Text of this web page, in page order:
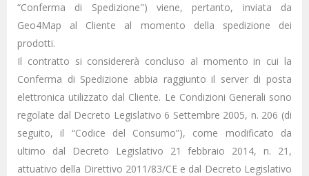
“Conferma di Spedizione") viene, pertanto, inviata da
Geo4Map al Cliente al momento della spedizione dei
prodotti.
Il contratto si considererà concluso al momento in cui la
Conferma di Spedizione abbia raggiunto il server di posta
elettronica utilizzato dal Cliente. Le Condizioni Generali sono
regolate dal Decreto Legislativo 6 Settembre 2005, n. 206 (di
seguito, il “Codice del Consumo”), come modificato da
ultimo dal Decreto Legislativo 21 febbraio 2014, n. 21,
attuativo della Direttivo 2011/83/CE e dal Decreto Legislativo